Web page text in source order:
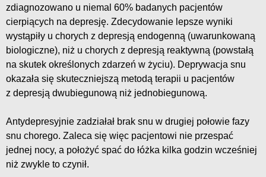
zdiagnozowano u niemal 60% badanych pacjentów
cierpiących na depresję. Zdecydowanie lepsze wyniki
wystąpiły u chorych z depresją endogenną (uwarunkowaną
biologiczne), niż u chorych z depresją reaktywną (powstałą
na skutek określonych zdarzeń w życiu). Deprywacja snu
okazała się skuteczniejszą metodą terapii u pacjentów
z depresją dwubiegunową niż jednobiegunową.
Antydepresyjnie zadziałał brak snu w drugiej połowie fazy
snu chorego. Zaleca się więc pacjentowi nie przespać
jednej nocy, a położyć spać do łóżka kilka godzin wcześniej
niż zwykle to czynił.